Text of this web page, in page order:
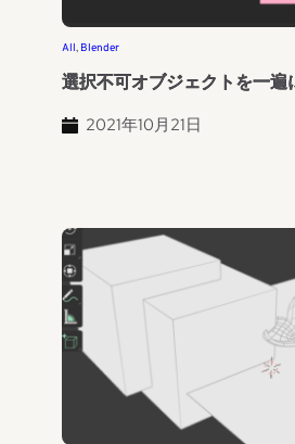
All, Blender
選択不可オブジェクトを一遍
2021年10月21日